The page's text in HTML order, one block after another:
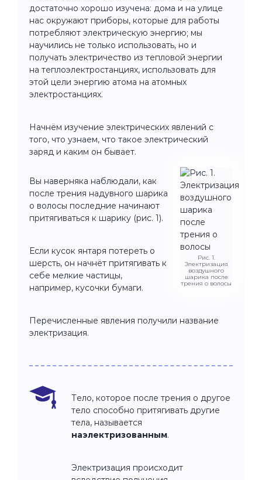
достаточно хорошо изучена: дома и на улице
нас окружают приборы, которые для работы
потребляют электрическую энергию; мы
научились не только использовать, но и
получать электричество из тепловой энергии
на теплоэлектростанциях, использовать для
этой цели энергию атома на атомных
электростанциях.
Начнём изучение электрических явлений с
того, что узнаем, что такое электрический
заряд и каким он бывает.
Рис. 1.
Электризация
воздушного
шарика после
трения о волосы
Вы наверняка наблюдали, как
после трения надувного шарика
о волосы последние начинают
притягиваться к шарику (рис. 1).
Если кусок янтаря потереть о
шерсть, он начнёт притягивать к
себе мелкие частицы,
например, кусочки бумаги.
Перечисленные явления получили название
электризация.
Тело, которое после трения о другое
тело способно притягивать другие
тела, называется
наэлектризованным.
Электризация происходит